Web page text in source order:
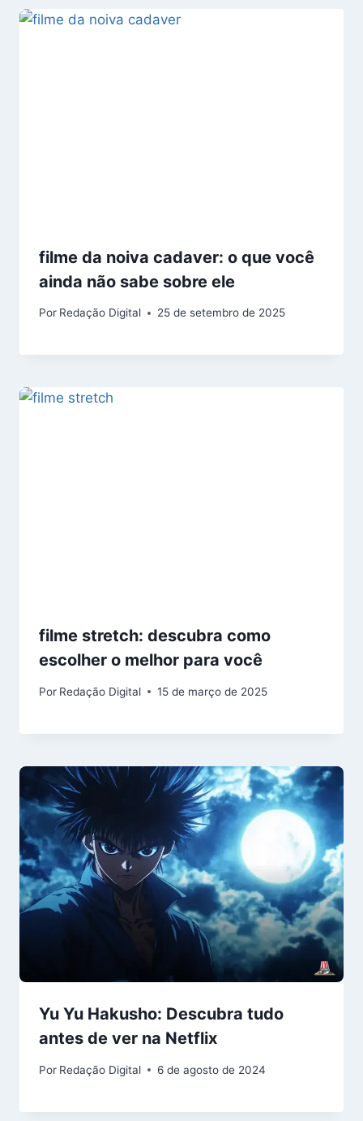
filme da noiva cadaver: o que você
ainda não sabe sobre ele
Por Redação Digital 25 de setembro de 2025
filme stretch: descubra como
escolher o melhor para você
Por Redação Digital 15 de março de 2025
Yu Yu Hakusho: Descubra tudo
antes de ver na Netflix
Por Redação Digital 6 de agosto de 2024